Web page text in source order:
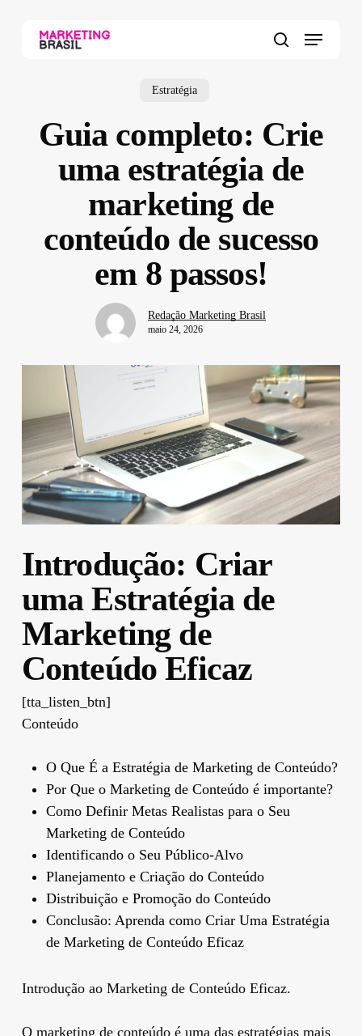
Menu
Estratégia
Guia completo: Crie
uma estratégia de
marketing de
conteúdo de sucesso
em 8 passos!
Redação Marketing Brasil
maio 24, 2026
Introdução: Criar
uma Estratégia de
Marketing de
Conteúdo Eficaz
[tta_listen_btn]
Conteúdo
O Que É a Estratégia de Marketing de Conteúdo?
Por Que o Marketing de Conteúdo é importante?
Como Definir Metas Realistas para o Seu
Marketing de Conteúdo
Identificando o Seu Público-Alvo
Planejamento e Criação do Conteúdo
Distribuição e Promoção do Conteúdo
Conclusão: Aprenda como Criar Uma Estratégia
de Marketing de Conteúdo Eficaz
Introdução ao Marketing de Conteúdo Eficaz.
O marketing de conteúdo é uma das estratégias mais